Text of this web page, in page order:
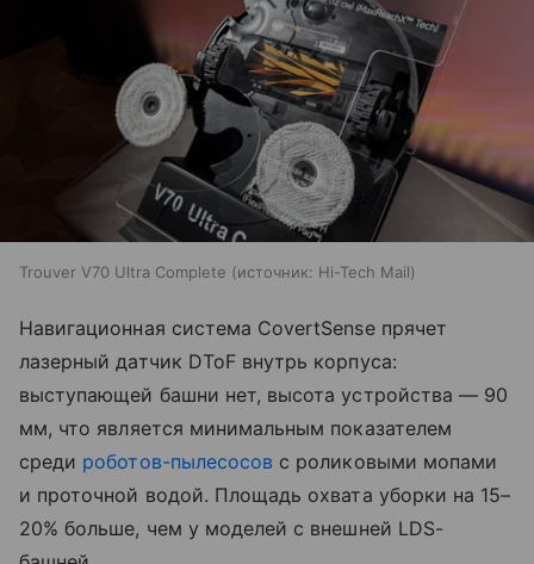
Trouver V70 Ultra Complete источник: Hi-Tech Mail
Навигационная система CovertSense прячет
лазерный датчик DToF внутрь корпуса:
выступающей башни нет, высота устройства — 90
мм, что является минимальным показателем
среди роботов-пылесосов с роликовыми мопами
и проточной водой. Площадь охвата уборки на 15–
20% больше, чем у моделей с внешней LDS-